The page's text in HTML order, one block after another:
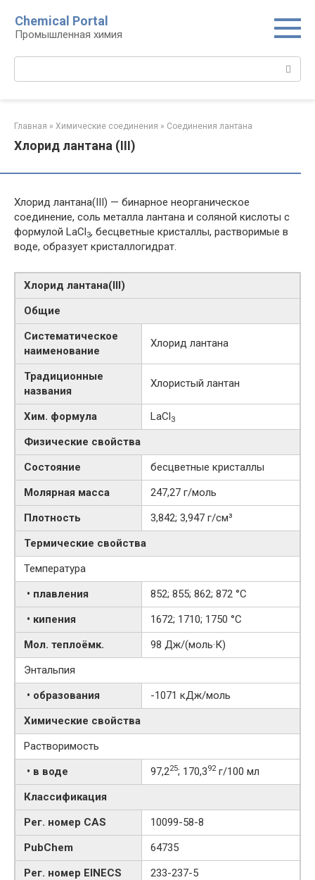
контенту
Chemical Portal
Промышленная химия
Главная » Химические соединения » Соединения лантана‎
Хлорид лантана (III)
Хлорид лантана(III) — бинарное неорганическое
соединение, соль металла лантана и соляной кислоты с
формулой LaCl3, бесцветные кристаллы, растворимые в
воде, образует кристаллогидрат.
Хлорид лантана​(III)​
Общие
Систематическое
наименование
Хлорид лантана
Традиционные
названия
Хлористый лантан
Хим. формула LaCl3
Физические свойства
Состояние
бесцветные кристаллы
Молярная масса
247,27 г/моль
Плотность
3,842; 3,947 г/см³
Термические свойства
Температура
• плавления
852; 855; 862; 872 °C
• кипения
1672; 1710; 1750 °C
Мол. теплоёмк.
98 Дж/(моль·К)
Энтальпия
• образования
-1071 кДж/моль
Химические свойства
Растворимость
• в воде
97,225; 170,392г/100 мл
Классификация
Рег. номер CAS
10099-58-8
PubChem
64735
Рег. номер EINECS
233-237-5